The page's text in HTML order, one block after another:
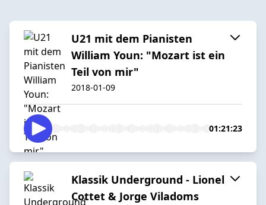
U21 mit dem Pianisten
William Youn: "Mozart ist ein
Teil von mir"
2018-01-09
01:21:23
Klassik Underground - Lionel
Cottet & Jorge Viladoms